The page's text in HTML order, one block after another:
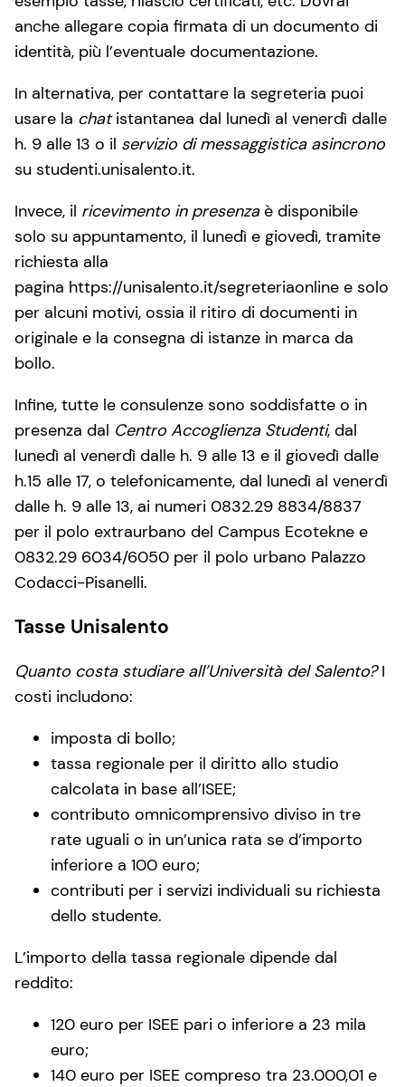
anche allegare copia firmata di un documento di
identità, più l’eventuale documentazione.
In alternativa, per contattare la segreteria puoi
usare la chatistantanea dal lunedì al venerdì dalle
h. 9 alle 13 o il servizio di messaggistica asincrono
su studenti.unisalento.it.
Invece, il ricevimento in presenzaè disponibile
solo su appuntamento, il lunedì e giovedì, tramite
richiesta alla
pagina https://unisalento.it/segreteriaonline e solo
per alcuni motivi, ossia il ritiro di documenti in
originale e la consegna di istanze in marca da
bollo.
Infine, tutte le consulenze sono soddisfatte o in
presenza dal Centro Accoglienza Studenti, dal
lunedì al venerdì dalle h. 9 alle 13 e il giovedì dalle
h.15 alle 17, o telefonicamente, dal lunedì al venerdì
dalle h. 9 alle 13, ai numeri 0832.29 8834/8837
per il polo extraurbano del Campus Ecotekne e
0832.29 6034/6050 per il polo urbano Palazzo
Codacci-Pisanelli.
Tasse Unisalento
Quanto costa studiare all’Università del Salento?I
costi includono:
imposta di bollo;
tassa regionale per il diritto allo studio
calcolata in base all’ISEE;
contributo omnicomprensivo diviso in tre
rate uguali o in un’unica rata se d’importo
inferiore a 100 euro;
contributi per i servizi individuali su richiesta
dello studente.
L’importo della tassa regionale dipende dal
reddito:
120 euro per ISEE pari o inferiore a 23 mila
euro;
140 euro per ISEE compreso tra 23.000,01 e